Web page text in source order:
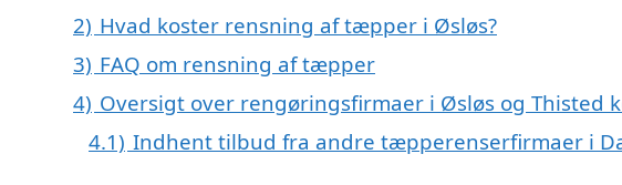
2) Hvad koster rensning af tæpper i Øsløs?
3) FAQ om rensning af tæpper
4) Oversigt over rengøringsfirmaer i Øsløs og Thisted
4.1) Indhent tilbud fra andre tæpperenserfirmaer i